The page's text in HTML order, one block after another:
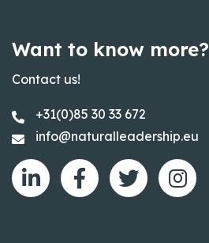
Want to know more?
Contact us!
+31(0)85 30 33 672
info@naturalleadership.eu